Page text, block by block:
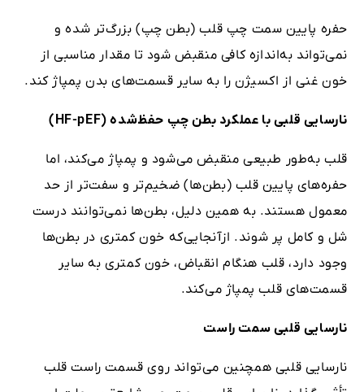
حفره پایین سمت چپ قلب (بطن چپ) بزرگ‌تر شده و
نمی‌تواند به‌اندازه کافی منقبض شود تا مقدار مناسبی از
خون غنی از اکسیژن را به سایر قسمت‌های بدن پمپاژ کند.
نارسایی قلبی با عملکرد بطن چپ حفظشده(HF-pEF)
قلب به‌طور طبیعی منقبض می‌شود و پمپاژ می‌کند، اما
حفره‌های پایین قلب (بطن‌ها) ضخیم‌تر و سفت‌تر از حد
معمول هستند. به همین دلیل، بطن‌ها نمی‌توانند درست
شل و کامل پر شوند. ازآنجایی‌که خون کمتری در بطن‌ها
وجود دارد، قلب هنگام انقباض، خون کمتری به سایر
قسمت‌های قلب پمپاژ می‌کند.
نارسایی قلبی سمت راست
نارسایی قلبی همچنین می‌تواند روی قسمت راست قلب